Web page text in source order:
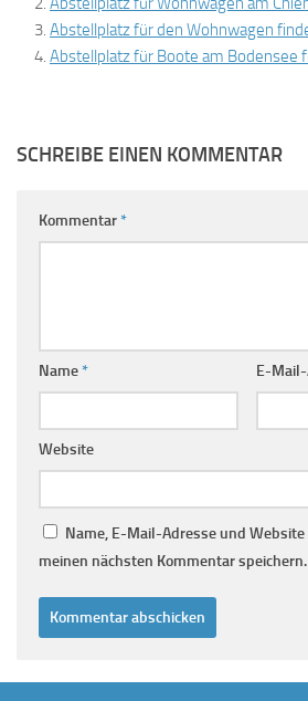
Abstellplatz für den Wohnwagen
Abstellplatz für Boote am Bodensee
SCHREIBE EINEN KOMMENTAR
Kommentar*
Name* E-
Website
Name, E-Mail-Adresse und
meinen nächsten Kommentar speichern.